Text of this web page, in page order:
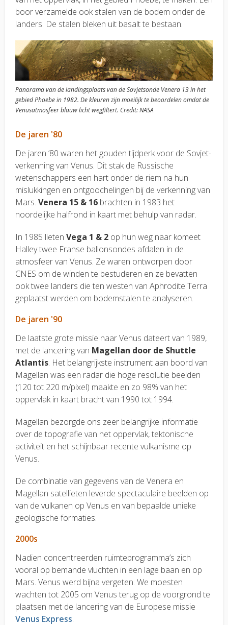
boor verzamelde ook stalen van de bodem onder de
landers. De stalen bleken uit basalt te bestaan.
Panorama van de landingsplaats van de Sovjetsonde Venera 13 in het
gebied Phoebe in 1982. De kleuren zijn moeilijk te beoordelen omdat de
Venusatmosfeer blauw licht wegfiltert. Credit: NASA
De jaren '80
De jaren ’80 waren het gouden tijdperk voor de Sovjet-
verkenning van Venus. Dit stak de Russische
wetenschappers een hart onder de riem na hun
mislukkingen en ontgoochelingen bij de verkenning van
Mars. Venera 15 & 16 brachten in 1983 het
noordelijke halfrond in kaart met behulp van radar.
In 1985 lieten Vega 1 & 2 op hun weg naar komeet
Halley twee Franse ballonsondes afdalen in de
atmosfeer van Venus. Ze waren ontworpen door
CNES om de winden te bestuderen en ze bevatten
ook twee landers die ten westen van Aphrodite Terra
geplaatst werden om bodemstalen te analyseren.
De jaren '90
De laatste grote missie naar Venus dateert van 1989,
met de lancering van Magellan door de Shuttle
Atlantis. Het belangrijkste instrument aan boord van
Magellan was een radar die hoge resolutie beelden
(120 tot 220 m/pixel) maakte en zo 98% van het
oppervlak in kaart bracht van 1990 tot 1994.
Magellan bezorgde ons zeer belangrijke informatie
over de topografie van het oppervlak, tektonische
activiteit en het schijnbaar recente vulkanisme op
Venus.
De combinatie van gegevens van de Venera en
Magellan satellieten leverde spectaculaire beelden op
van de vulkanen op Venus en van bepaalde unieke
geologische formaties.
2000s
Nadien concentreerden ruimteprogramma’s zich
vooral op bemande vluchten in een lage baan en op
Mars. Venus werd bijna vergeten. We moesten
wachten tot 2005 om Venus terug op de voorgrond te
plaatsen met de lancering van de Europese missie
Venus Express.